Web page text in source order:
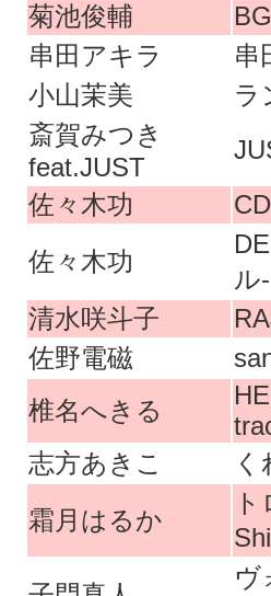
菊池俊輔
串田アキラ
串
小山茉美
ラ
斎賀みつき
feat.JUST
佐々木功
佐々木功
ル-
清水咲斗子
佐野電磁
椎名へきる
志方あきこ
霜月はるか
ヴ